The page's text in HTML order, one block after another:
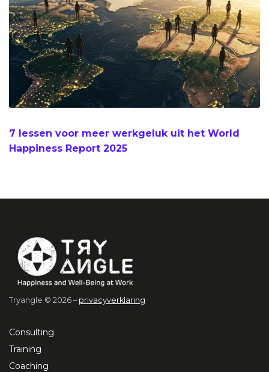
7 lessen voor meer werkgeluk uit het World
Happiness Report 2025
Tryangle © 2026 – privacyverklaring
Consulting
Training
Coaching